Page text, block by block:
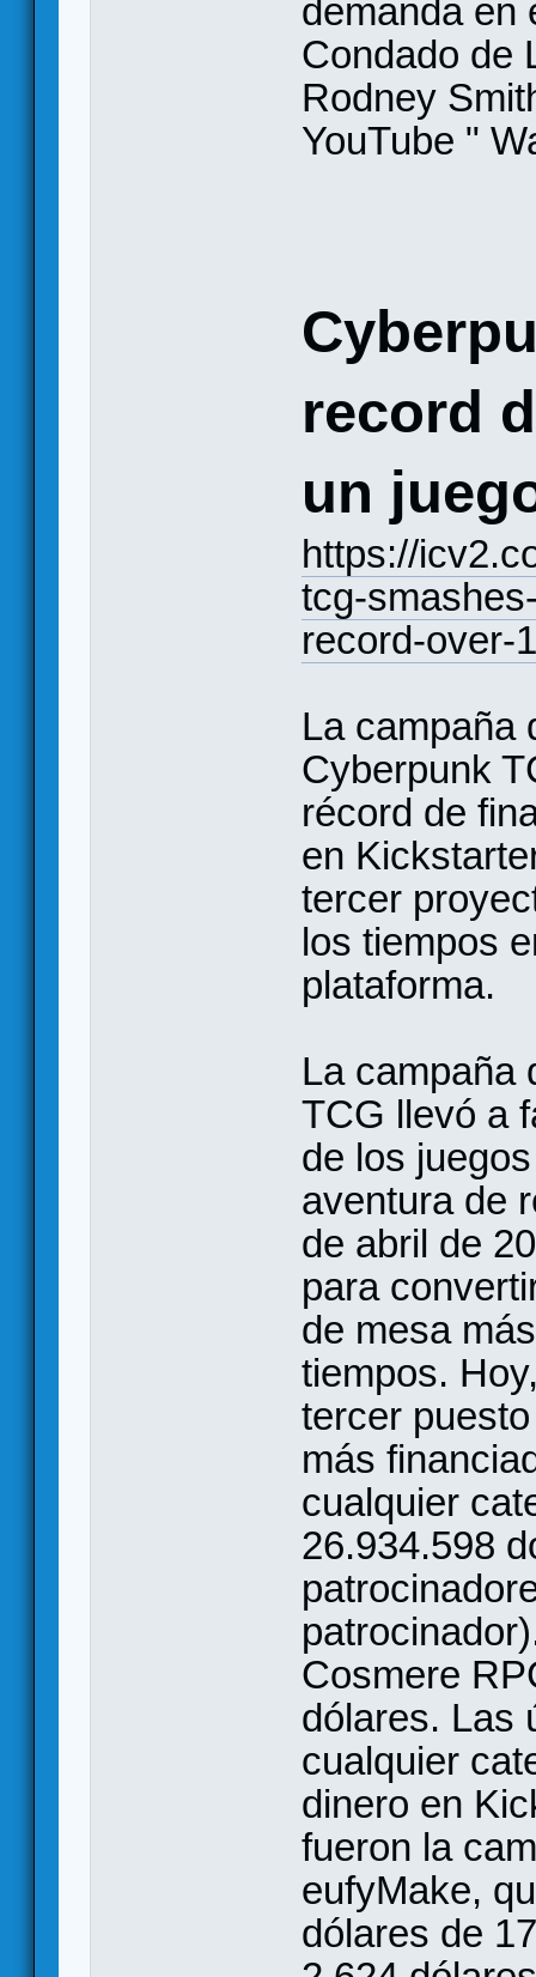
demanda en
Condado de
Rodney
YouTube "
record
un
https://
tcg-
record-over-
La campaña
Cyberpunk
récord de
en
tercer
los tiempos
plataforma.
La campaña
TCG llevó a
de los
aventura de
de abril de
para
de mesa
tiempos.
tercer
más
cualquier
26.934.598
Cosmere
dólares. Las
cualquier
dinero en
fueron la
eufyMake,
dólares de